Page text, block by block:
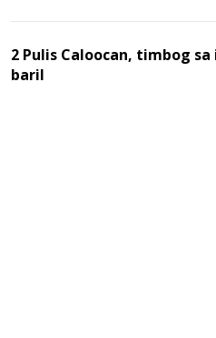
2 Pulis Caloocan, timbog
baril